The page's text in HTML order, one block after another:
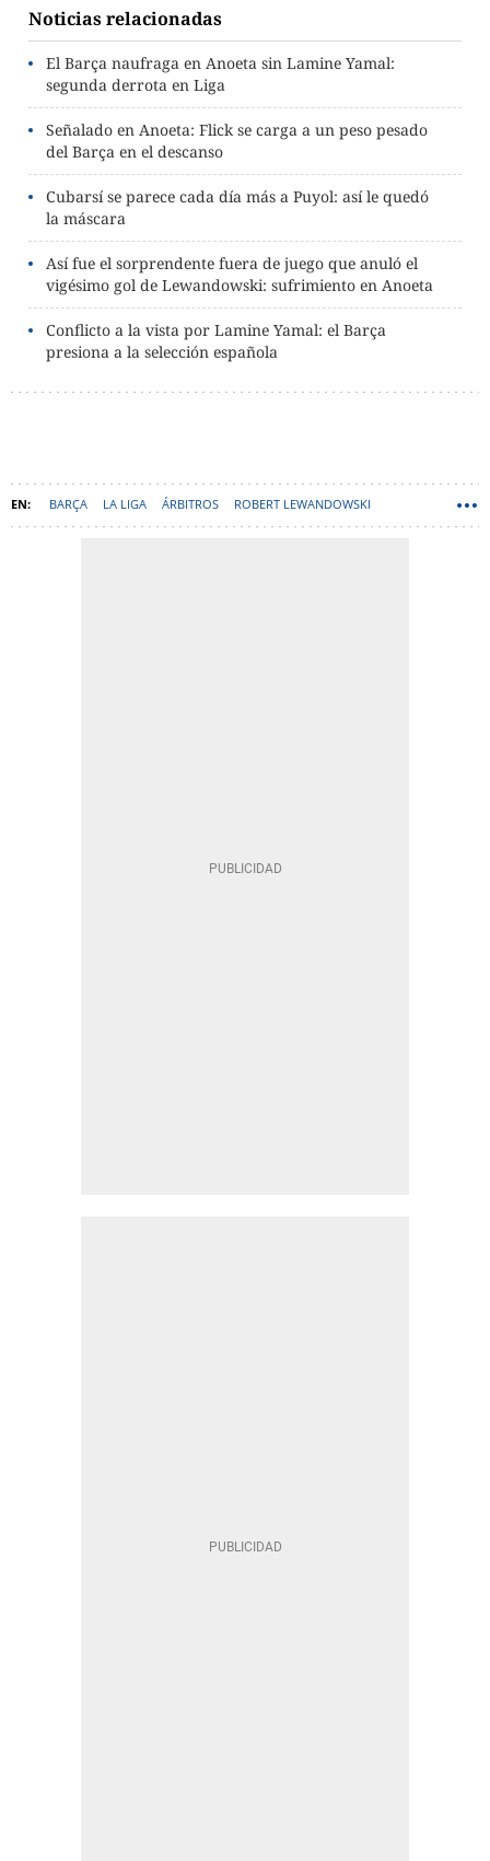
Noticias relacionadas
El Barça naufraga en Anoeta sin Lamine Yamal:
segunda derrota en Liga
Señalado en Anoeta: Flick se carga a un peso pesado
del Barça en el descanso
Cubarsí se parece cada día más a Puyol: así le quedó
la máscara
Así fue el sorprendente fuera de juego que anuló el
vigésimo gol de Lewandowski: sufrimiento en Anoeta
Conflicto a la vista por Lamine Yamal: el Barça
presiona a la selección española
BARÇA LA LIGA ÁRBITROS ROBERT LEWANDOWSKI